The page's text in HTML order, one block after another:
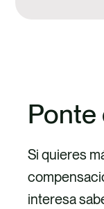
publicado
Si quieres
interesa